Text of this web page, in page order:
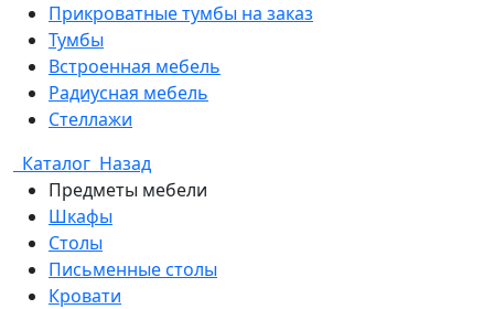
Прикроватные тумбы на заказ
Тумбы
Встроенная мебель
Радиусная мебель
Стеллажи
Каталог Назад
Предметы мебели
Шкафы
Столы
Письменные столы
Кровати